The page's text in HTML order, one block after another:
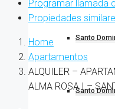
Santo
Santo
Programar llamada
Propiedades
Home
Apartamentos
ALQUILER –
ALMA ROSA I –